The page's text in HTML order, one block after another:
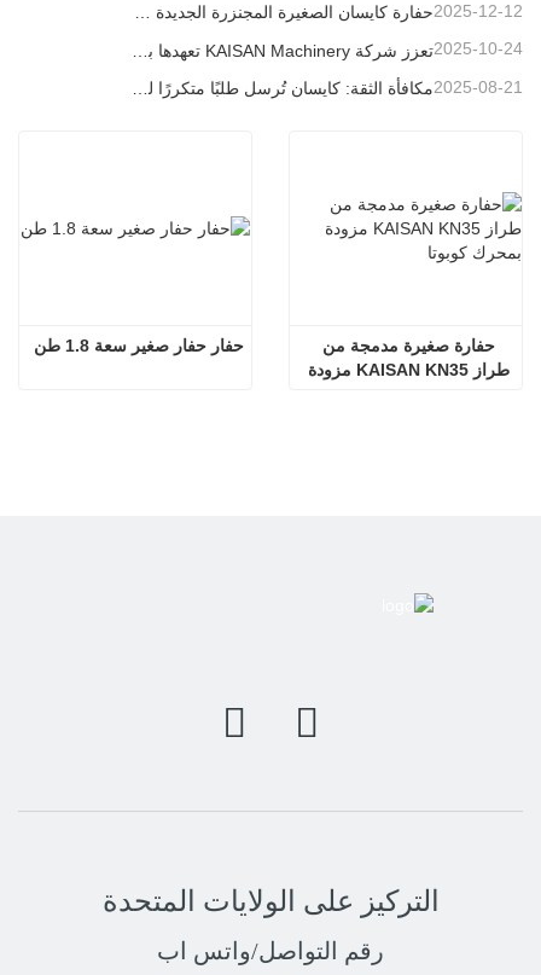
حفارة كايسان الصغيرة المجنزرة الجديدة بوزن 1.2 طن: تصميم بدون ذيل للعمليات في المساحات الضيقة 2025-12-12
2025-10-24
2025-08-21
حفار حفار صغير سعة 1.8 طن
التركيز على الولايات المتحدة
رقم التواصل/واتس اب